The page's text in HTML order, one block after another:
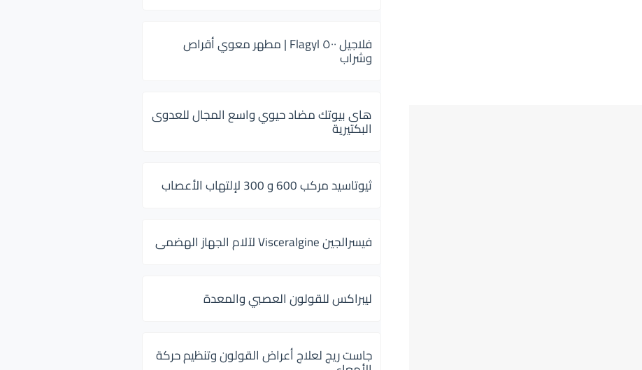
فلاجيل ٥٠٠ Flagyl | مطهر معوي أقراص
وشراب
هاى بيوتك مضاد حيوي واسع المجال للعدوى
البكتيرية
ثيوتاسيد مركب 600 و 300 لإلتهاب الأعصاب
فيسرالجين Visceralgine لآلام الجهاز الهضمى
ليبراكس للقولون العصبي والمعدة
جاست ريج لعلاج أعراض القولون وتنظيم حركة